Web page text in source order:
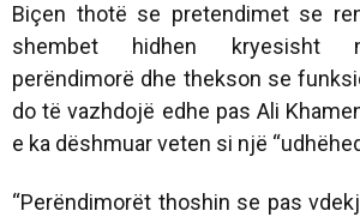
Biçen thotë se pretendimet se
shembet hidhen kryesisht
perëndimorë dhe thekson se
do të vazhdojë edhe pas Ali
e ka dëshmuar veten si një
“Perëndimorët thoshin se pas